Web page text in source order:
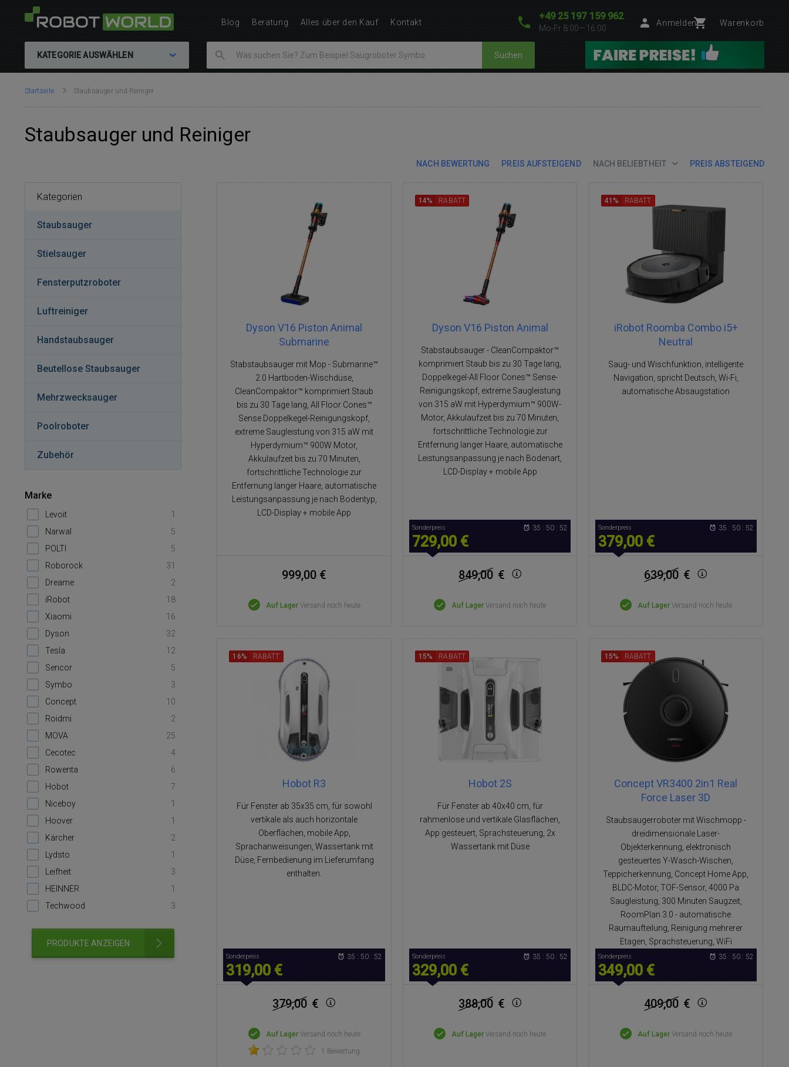
+49 25 197 159 962
Mo-Fr 8:00—16:00
Anmelden Warenkorb
KATEGORIE AUSWÄHLEN Suchen
Sie
Startseite Staubsauger und Reiniger
Staubsauger und Reiniger
NACH BEWERTUNG PREIS AUFSTEIGEND NACH BELIEBTHEIT PREIS ABSTEIGEND
Dyson V16 Piston Animal
Submarine
Stabstaubsauger mit Mop - Submarine™
2.0 Hartboden-Wischdüse,
CleanCompaktor™ komprimiert Staub
bis zu 30 Tage lang, All Floor Cones™
Sense Doppelkegel-Reinigungskopf,
extreme Saugleistung von 315 aW mit
Hyperdymium™ 900W Motor,
Akkulaufzeit bis zu 70 Minuten,
fortschrittliche Technologie zur
Entfernung langer Haare, automatische
Leistungsanpassung je nach Bodentyp,
LCD-Display + mobile App
999,00 €
Auf Lager Versand noch heute
Dyson V16 Piston Animal
Stabstaubsauger - CleanCompaktor™
komprimiert Staub bis zu 30 Tage lang,
Doppelkegel-All Floor Cones™ Sense-
Reinigungskopf, extreme Saugleistung
von 315 aW mit Hyperdymium™ 900W-
Motor, Akkulaufzeit bis zu 70 Minuten,
fortschrittliche Technologie zur
Entfernung langer Haare, automatische
Leistungsanpassung je nach Bodenart,
LCD-Display + mobile App
14% RABATT
Sonderpreis
729,00 €
35 : 50 : 51
849,00 €
Auf Lager Versand noch heute
iRobot Roomba Combo i5+
Neutral
Saug- und Wischfunktion, intelligente
Navigation, spricht Deutsch, Wi-Fi,
automatische Absaugstation
41% RABATT
Sonderpreis
379,00 €
35 : 50 : 51
639,00 €
Auf Lager Versand noch heute
Hobot R3
Für Fenster ab 35x35 cm, für sowohl
vertikale als auch horizontale
Oberflächen, mobile App,
Sprachanweisungen, Wassertank mit
Düse, Fernbedienung im Lieferumfang
enthalten.
16% RABATT
Sonderpreis
319,00 €
35 : 50 : 51
379,00 €
Auf Lager Versand noch heute
1 Bewertung
Hobot 2S
Für Fenster ab 40x40 cm, für
rahmenlose und vertikale Glasflächen,
App gesteuert, Sprachsteuerung, 2x
Wassertank mit Düse
15% RABATT
Sonderpreis
329,00 €
35 : 50 : 51
388,00 €
Auf Lager Versand noch heute
Concept VR3400 2in1 Real
Force Laser 3D
Staubsaugerroboter mit Wischmopp -
dreidimensionale Laser-
Objekterkennung, elektronisch
gesteuertes Y-Wasch-Wischen,
Teppicherkennung, Concept Home App,
BLDC-Motor, TOF-Sensor, 4000 Pa
Saugleistung, 300 Minuten Saugzeit,
RoomPlan 3.0 - automatische
Raumaufteilung, Reinigung mehrerer
Etagen, Sprachsteuerung, WiFi
15% RABATT
Sonderpreis
349,00 €
35 : 50 : 51
409,00 €
Auf Lager Versand noch heute
Kategorien
Staubsauger
Stielsauger
Fensterputzroboter
Luftreiniger
Handstaubsauger
Beutellose Staubsauger
Mehrzwecksauger
Pool­ro­bo­ter
Zubehör
Marke
Levoit
1
Narwal
5
POLTI
5
Roborock
31
Dreame
2
iRobot
18
Xiaomi
16
Dyson
32
Tesla
12
Sencor
5
Symbo
3
Concept
10
Roidmi
2
MOVA
25
Cecotec
4
Rowenta
6
Hobot
7
Niceboy
1
Hoover
1
Kärcher
2
Lydsto
1
Leifheit
3
HEINNER
1
Techwood
3
PRODUKTE ANZEIGEN
Blog Beratung Alles über den Kauf Kontakt